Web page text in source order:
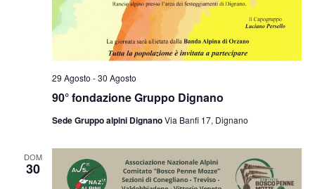
90° fondazione Gruppo Dignano
29 Agosto -30 Agosto
Sede Gruppo alpini DignanoVia Banfi 17, Dignano
DOM
30